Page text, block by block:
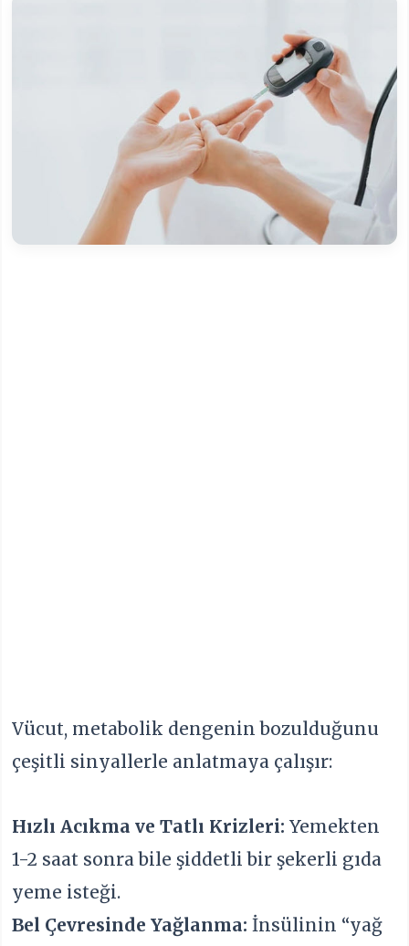
Vücut, metabolik dengenin bozulduğunu
çeşitli sinyallerle anlatmaya çalışır:
Hızlı Acıkma ve Tatlı Krizleri: Yemekten
1-2 saat sonra bile şiddetli bir şekerli gıda
yeme isteği.
Bel Çevresinde Yağlanma: İnsülinin “yağ